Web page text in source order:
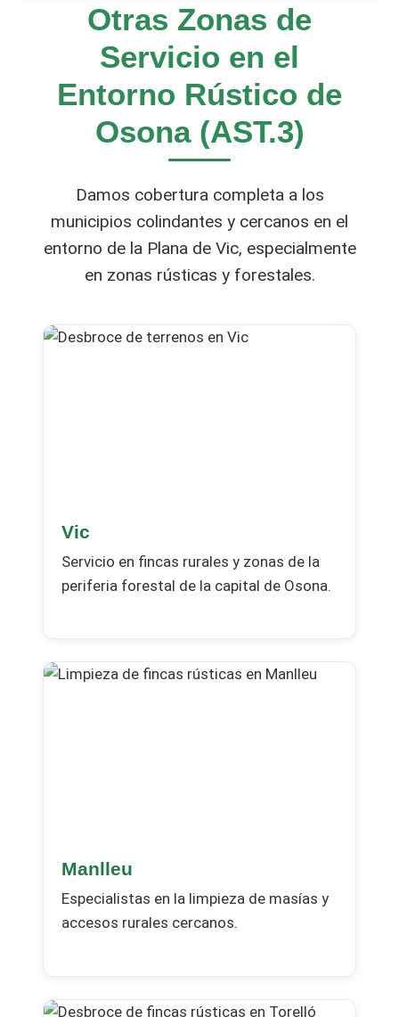
Otras Zonas de
Servicio en el
Entorno Rústico de
Osona (AST.3)
Damos cobertura completa a los
municipios colindantes y cercanos en el
entorno de la Plana de Vic, especialmente
en zonas rústicas y forestales.
Vic
Servicio en fincas rurales y zonas de la
periferia forestal de la capital de Osona.
Manlleu
Especialistas en la limpieza de masías y
accesos rurales cercanos.